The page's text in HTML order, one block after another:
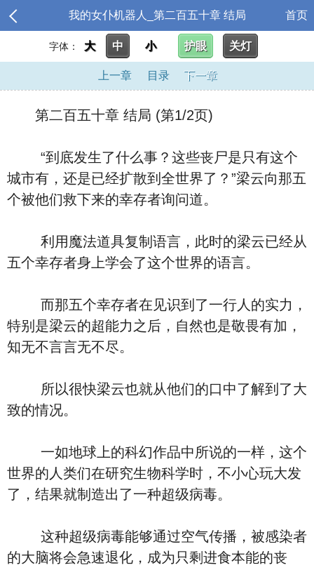
我的女仆机器人_第二百五十章 结局 首页
字体： 大 中 小 护眼 关灯
上一章 目录 下一章
第二百五十章 结局 (第1/2页)
“到底发生了什么事？这些丧尸是只有这个
城市有，还是已经扩散到全世界了？”梁云向那五
个被他们救下来的幸存者询问道。
利用魔法道具复制语言，此时的梁云已经从
五个幸存者身上学会了这个世界的语言。
而那五个幸存者在见识到了一行人的实力，
特别是梁云的超能力之后，自然也是敬畏有加，
知无不言言无不尽。
所以很快梁云也就从他们的口中了解到了大
致的情况。
一如地球上的科幻作品中所说的一样，这个
世界的人类们在研究生物科学时，不小心玩大发
了，结果就制造出了一种超级病毒。
这种超级病毒能够通过空气传播，被感染者
的大脑将会急速退化，成为只剩进食本能的丧